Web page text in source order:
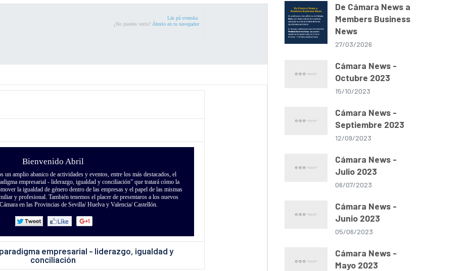
Läs på svenska
¿No puedes verlo? Ábrelo en tu navegador
Bienvenido Abril
un amplio abanico de actividades y eventos, entre los más destacados, el
empresarial - liderazgo, igualdad y conciliación” que tratará cómo la
la igualdad de género dentro de las empresas y el papel de las mismas
y profesional. También tenemos el placer de presentaros a los nuevos
en las Provincias de Sevilla/ Huelva y Valencia/ Castellón.
De Cámara News a
Members Business
News
27/03/2026
Cámara News -
Octubre 2023
15/10/2023
Cámara News -
Septiembre 2023
12/09/2023
Cámara News -
Julio 2023
06/07/2023
Cámara News -
Junio 2023
05/06/2023
Cámara News -
Mayo 2023